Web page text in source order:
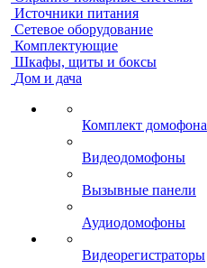
Источники питания
Сетевое оборудование
Комплектующие
Шкафы, щиты и боксы
Дом и дача
Комплект домофона
Видеодомофоны
Вызывные панели
Аудиодомофоны
Видеорегистраторы